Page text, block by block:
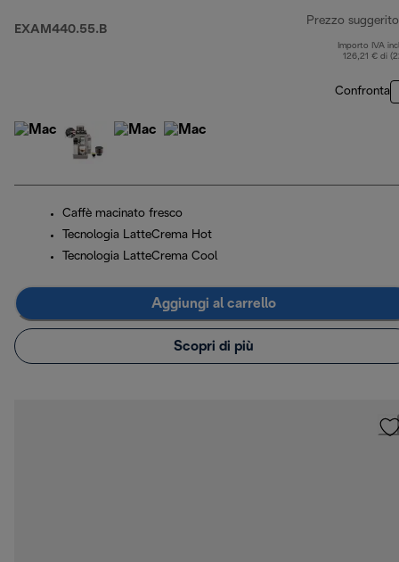
EXAM440.55.B
Prezzo suggerito
Importo IVA
126,21 € di
Confronta
Caffè macinato fresco
Tecnologia LatteCrema Hot
Tecnologia LatteCrema Cool
Aggiungi al carrello
Scopri di più